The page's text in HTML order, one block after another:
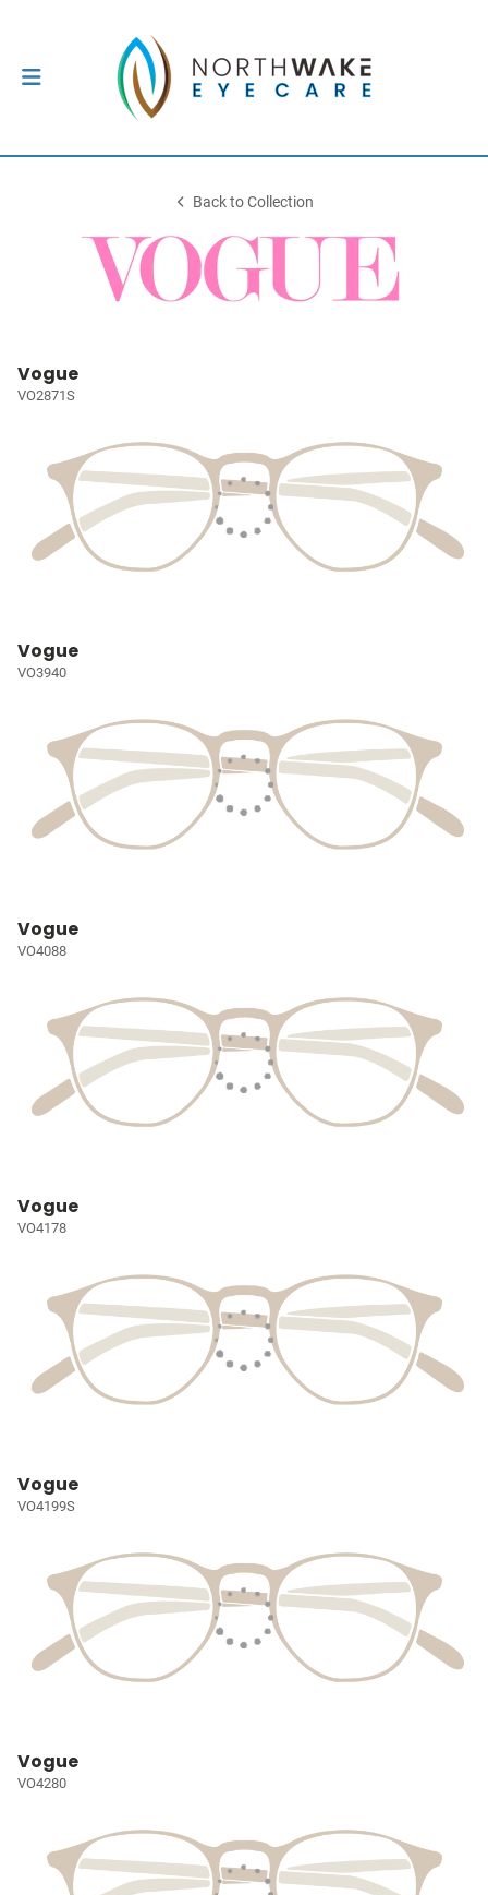
Back to Collection
Vogue
VO2871S
Vogue
VO3940
Vogue
VO4088
Vogue
VO4178
Vogue
VO4199S
Vogue
VO4280